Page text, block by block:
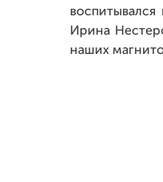
Ирина
наших